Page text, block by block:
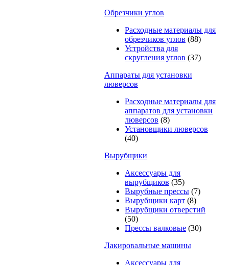
Обрезчики углов
Расходные материалы для
обрезчиков углов (88)
Устройства для
скругления углов (37)
Аппараты для установки
люверсов
Расходные материалы для
аппаратов для установки
люверсов (8)
Установщики люверсов
(40)
Вырубщики
Аксессуары для
вырубщиков (35)
Вырубные прессы (7)
Вырубщики карт (8)
Вырубщики отверстий
(50)
Прессы валковые (30)
Лакировальные машины
Аксессуары для